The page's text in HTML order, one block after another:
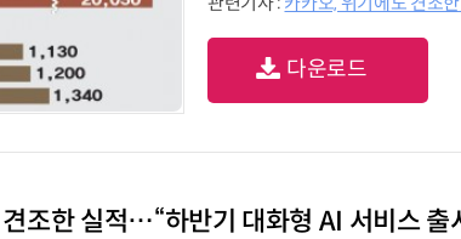
다운로드
조한 실적…“하반기 대화형 AI 서비스 출